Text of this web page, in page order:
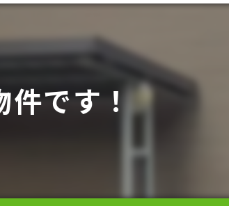
件です！